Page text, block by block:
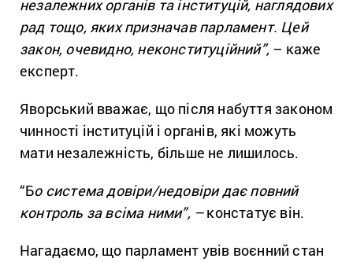
незалежних органів та інституцій, наглядових
рад тощо, яких призначав парламент. Цей
закон, очевидно, неконституційний”, – каже
експерт.
Яворський вважає, що після набуття законом
чинності інституцій і органів, які можуть
мати незалежність, більше не лишилось.
“Бо система довіри/недовіри дає повний
контроль за всіма ними”, –констатує він.
Нагадаємо, що парламент увів воєнний стан